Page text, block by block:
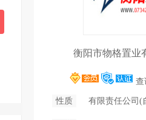
衡阳市物格置业
查
性质 有限责任公司(